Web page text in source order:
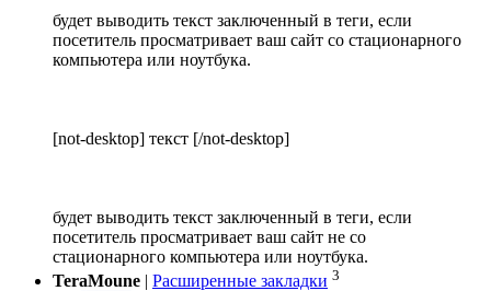
будет выводить текст заключенный в теги, если
посетитель просматривает ваш сайт со стационарного
компьютера или ноутбука.
[not-desktop] текст [/not-desktop]
будет выводить текст заключенный в теги, если
посетитель просматривает ваш сайт не со
стационарного компьютера или ноутбука.
TeraMoune | Расширенные закладки 3